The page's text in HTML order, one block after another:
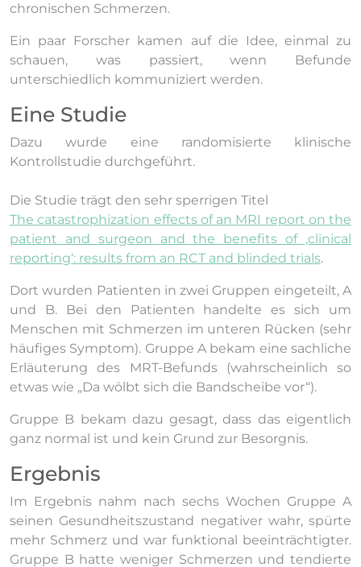
chronischen Schmerzen.
Ein paar Forscher kamen auf die Idee, einmal zu
schauen, was passiert, wenn Befunde
unterschiedlich kommuniziert werden.
Eine Studie
Dazu wurde eine randomisierte klinische
Kontrollstudie durchgeführt.
Die Studie trägt den sehr sperrigen Titel
The catastrophization effects of an MRI report on the
patient and surgeon and the benefits of ‚clinical
reporting‘: results from an RCT and blinded trials.
Dort wurden Patienten in zwei Gruppen eingeteilt, A
und B. Bei den Patienten handelte es sich um
Menschen mit Schmerzen im unteren Rücken (sehr
häufiges Symptom). Gruppe A bekam eine sachliche
Erläuterung des MRT-Befunds (wahrscheinlich so
etwas wie „Da wölbt sich die Bandscheibe vor“).
Gruppe B bekam dazu gesagt, dass das eigentlich
ganz normal ist und kein Grund zur Besorgnis.
Ergebnis
Im Ergebnis nahm nach sechs Wochen Gruppe A
seinen Gesundheitszustand negativer wahr, spürte
mehr Schmerz und war funktional beeinträchtigter.
Gruppe B hatte weniger Schmerzen und tendierte